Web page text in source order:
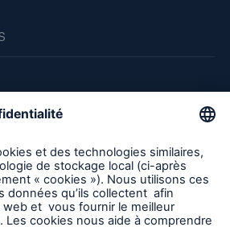
d'assurance - Bris des équipments